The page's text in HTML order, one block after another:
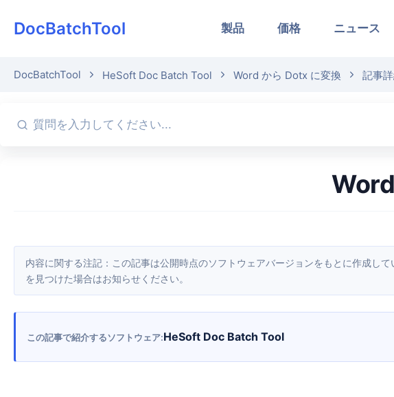
DocBatchTool 製品 価格 ニュース
DocBatchTool HeSoft Doc Batch Tool Word から Dotx に変換 記事
内容に関する注記：この記事は公開時点のソフトウェアバージョンをもとに作成しています。画面や機能はアップデートにより変更される場合があるため、現在のソフトウェアをご確認ください。誤り
を見つけた場合はお知らせください。
この記事で紹介するソフトウェア HeSoft Doc Batch Tool